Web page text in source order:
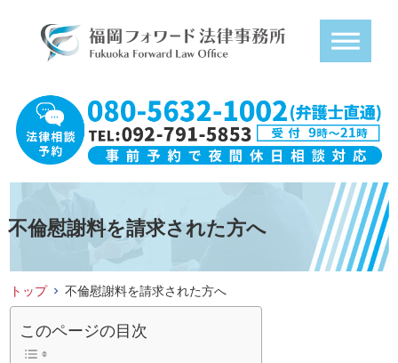
不倫慰謝料を請求された方へ
トップ 不倫慰謝料を請求された方へ
このページの目次